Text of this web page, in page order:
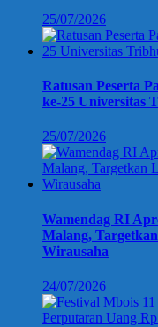
25/07/2026
Ratusan Peserta
ke-25 Universitas
25/07/2026
Wamendag RI
Malang,
Wirausaha
24/07/2026